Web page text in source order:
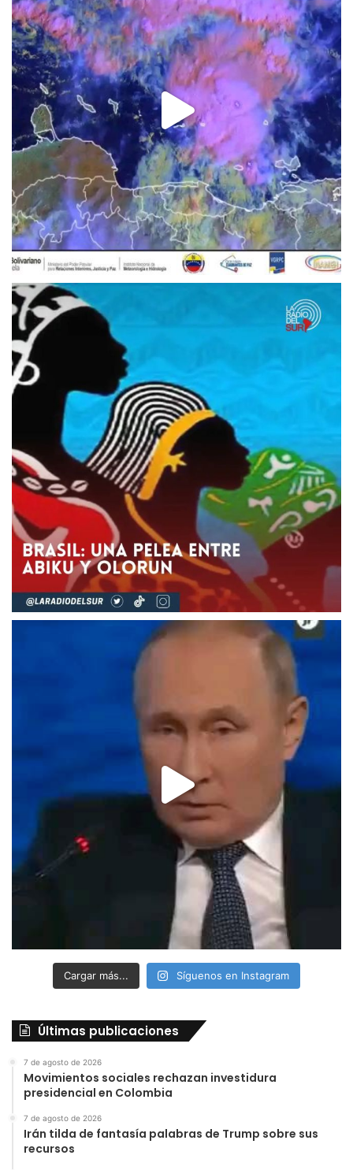
Cargar más... Síguenos en Instagram
Últimas publicaciones
7 de agosto de 2026
Movimientos sociales rechazan investidura
presidencial en Colombia
7 de agosto de 2026
Irán tilda de fantasía palabras de Trump sobre sus
recursos